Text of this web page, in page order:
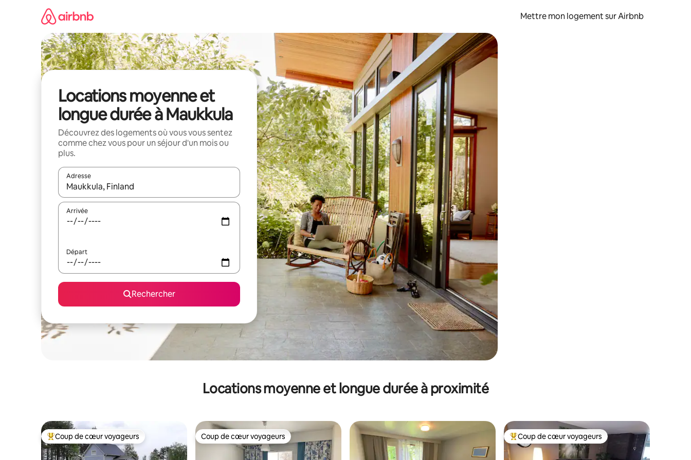
Mettre mon logement sur Airbnb
Locations moyenne et
longue durée à Maukkula
Découvrez des logements où vous vous sentez
comme chez vous pour un séjour d'un mois ou
plus.
Adresse
Lorsque les résultats s'affichent, utilisez les flèches vers le haut et vers le bas pour les parcourir ou en appuyant et en faisant glisser.
Arrivée
Départ
Rechercher
Locations moyenne et longue durée à proximité
Coups de cœur voyageurs les plus appréciés
Coup de cœur voyageurs Coup de cœur voyageurs
Coup de cœur voyageurs Coups de cœur voyageurs les plus appréciés
Coup de cœur voyageurs